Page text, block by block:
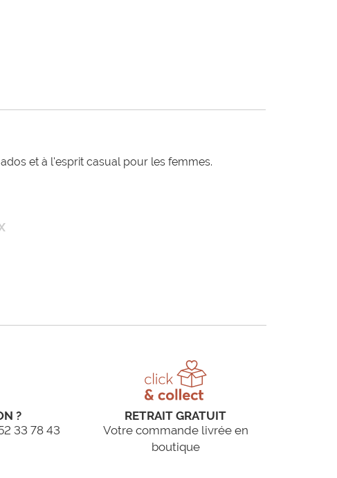
et à l'esprit casual pour les femmes.
?
33 78 43
RETRAIT GRATUIT
Votre commande livrée en
boutique